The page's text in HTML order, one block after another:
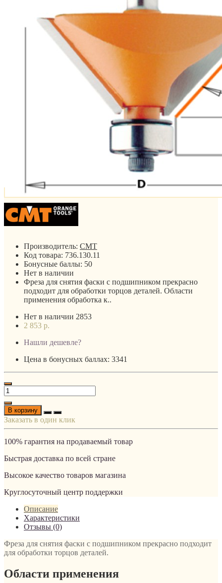
Производитель: CMT
Код товара: 736.130.11
Бонусные баллы: 50
Нет в наличии
Фреза для снятия фаски с подшипником прекрасно
подходит для обработки торцов деталей. Области
применения обработка к..
Нет в наличии 2853
2 853 р.
Нашли дешевле?
Цена в бонусных баллах: 3341
В корзину
Заказать в один клик
100% гарантия на продаваемый товар
Быстрая доставка по всей стране
Высокое качество товаров магазина
Круглосуточный центр поддержки
Описание
Характеристики
Отзывы (0)
Фреза для снятия фаски с подшипником прекрасно подходит
для обработки торцов деталей.
Области применения